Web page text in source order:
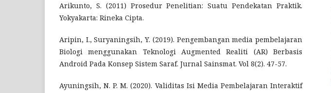
Arikunto, S. (2011) Prosedur Penelitian: Suatu Pendekatan Praktik.
Yokyakarta: Rineka Cipta.
Aripin, I., Suryaningsih, Y. (2019). Pengembangan media pembelajaran
Biologi menggunakan Teknologi Augmented Realiti (AR) Berbasis
Android Pada Konsep Sistem Saraf. Jurnal Sainsmat. Vol 8(2). 47-57.
Ayuningsih, N. P. M. (2020). Validitas Isi Media Pembelajaran Interaktif